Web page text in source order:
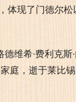
体现了门德尔
维希·费利克斯
庭，逝于莱比